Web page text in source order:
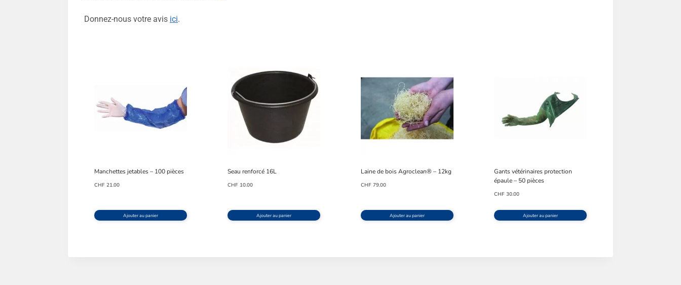
Donnez-nous votre avis ici.
Manchettes jetables – 100 pièces
CHF 21.00
Ajouter au panier
Seau renforcé 16L
CHF 10.00
Ajouter au panier
Laine de bois Agroclean® – 12kg
CHF 79.00
Ajouter au panier
Gants vétérinaires protection
épaule – 50 pièces
CHF 30.00
Ajouter au panier